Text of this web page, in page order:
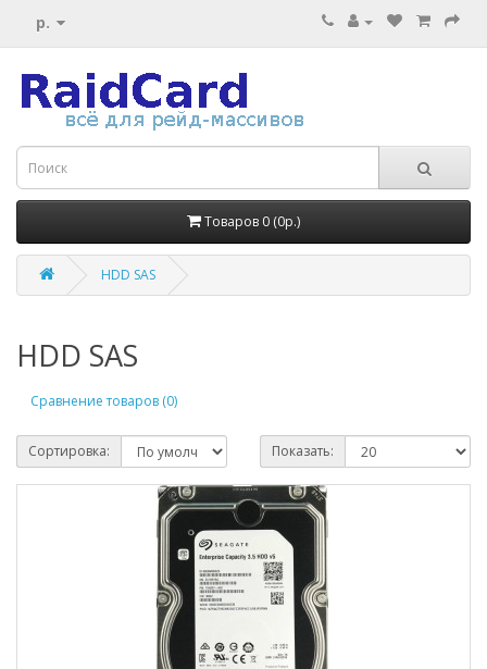
р.
Товаров 0 (0р.)
HDD SAS
HDD SAS
Сравнение товаров (0)
Сортировка: Показать: